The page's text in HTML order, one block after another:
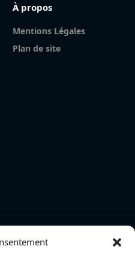
À propos
Mentions Légales
Plan de site